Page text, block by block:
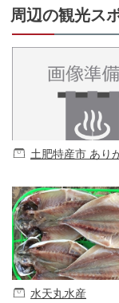
周辺の観光ス
土肥特産市 あり
水天丸水産